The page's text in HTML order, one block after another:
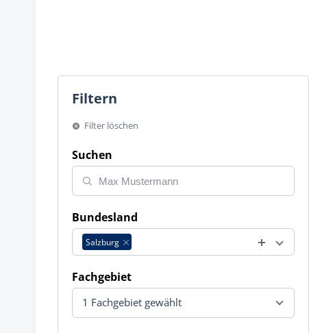
Filtern
Filter löschen
Suchen
Bundesland
Salzburg
Fachgebiet
1 Fachgebiet gewählt